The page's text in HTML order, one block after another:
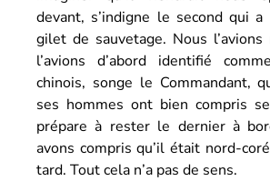
devant, s’indigne le second qui
gilet de sauvetage. Nous
l’avions d’abord identifié
chinois, songe le Commandant,
ses hommes ont bien compris
prépare à rester le dernier à
avons compris qu’il était nord-
tard. Tout cela n’a pas de sens.